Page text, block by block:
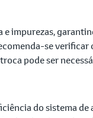
impurezas,
se
pode ser
do sistema